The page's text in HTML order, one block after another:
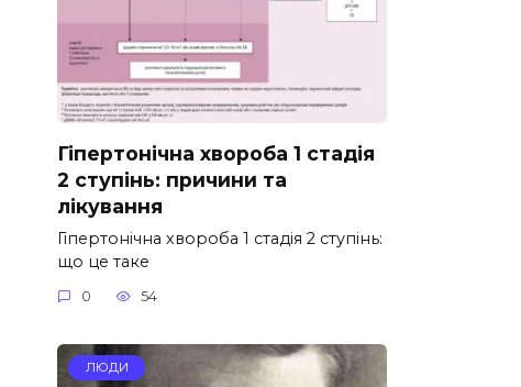
Гіпертонічна хвороба 1 стадія
2 ступінь: причини та
лікування
Гіпертонічна хвороба 1 стадія 2 ступінь:
що це таке
0 54
ЛЮДИ